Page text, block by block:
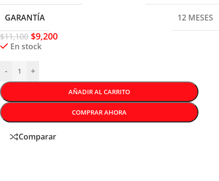
GARANTÍA
12 MESES
$11,100 $9,200
En stock
- +
AÑADIR AL CARRITO
COMPRAR AHORA
Comparar